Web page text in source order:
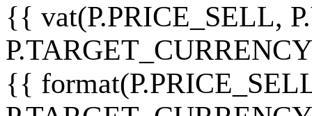
{{ vat(P.PRICE_SELL,
{{